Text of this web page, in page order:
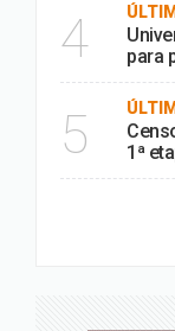
4
para
5
1ª